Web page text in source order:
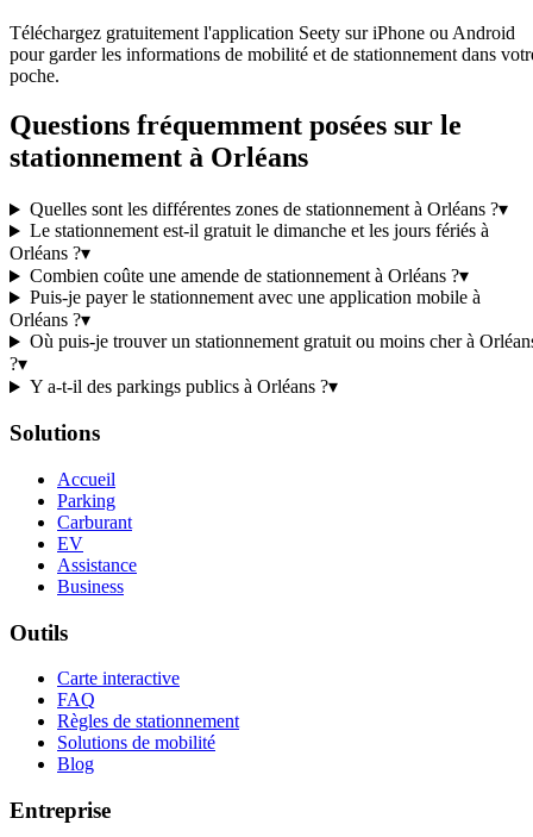
Téléchargez gratuitement l'application Seety sur iPhone ou Android
pour garder les informations de mobilité et de stationnement dans
poche.
Questions fréquemment posées sur le
stationnement à Orléans
Quelles sont les différentes zones de stationnement à Orléans ?▾
Le stationnement est-il gratuit le dimanche et les jours fériés à
Orléans ?▾
Combien coûte une amende de stationnement à Orléans ?▾
Puis-je payer le stationnement avec une application mobile à
Orléans ?▾
Où puis-je trouver un stationnement gratuit ou moins cher à
?▾
Y a-t-il des parkings publics à Orléans ?▾
Solutions
Accueil
Parking
Carburant
EV
Assistance
Business
Outils
Carte interactive
FAQ
Règles de stationnement
Solutions de mobilité
Blog
Entreprise